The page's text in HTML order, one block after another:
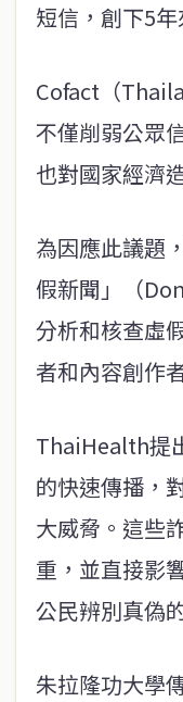
短信，創下5年
Cofact（
不僅削弱公眾
也對國家經濟
為因應此議題
假新聞」（
分析和核查虛
者和內容創作
ThaiHealth提
的快速傳播，
大威脅。這些
重，並直接影
公民辨別真偽
朱拉隆功大學